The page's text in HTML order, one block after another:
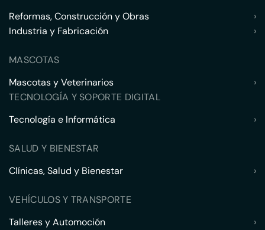
Reformas, Construcción y Obras
›
Industria y Fabricación
›
MASCOTAS
Mascotas y Veterinarios
›
TECNOLOGÍA Y SOPORTE DIGITAL
Tecnología e Informática
›
SALUD Y BIENESTAR
Clínicas, Salud y Bienestar
›
VEHÍCULOS Y TRANSPORTE
Talleres y Automoción
›